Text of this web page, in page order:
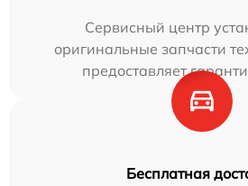
Сервисный центр
оригинальные запчасти
предоставляет
Бесплатная